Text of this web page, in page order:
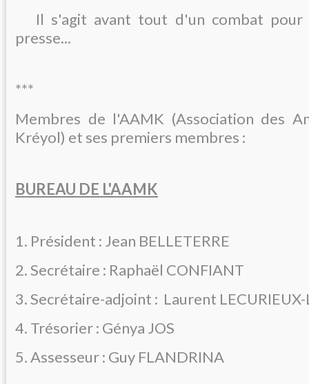
Il s'agit avant tout d'un combat pour
presse...
***
Membres de l'AAMK (Association des
Kréyol) et ses premiers membres :
BUREAU DE L'AAMK
1. Président : Jean BELLETERRE
2. Secrétaire : Raphaël CONFIANT
3. Secrétaire-adjoint : Laurent LECURIEUX-
4. Trésorier : Génya JOS
5.Assesseur : Guy FLANDRINA